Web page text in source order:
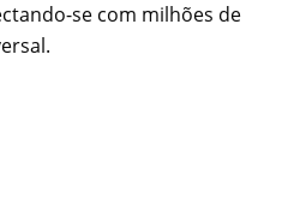
se com milhões de